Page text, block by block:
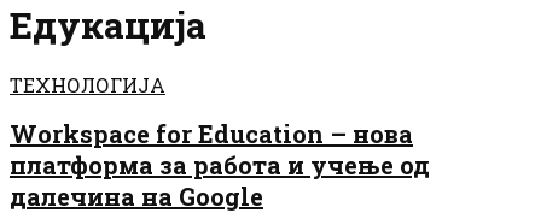
Едукација
ТЕХНОЛОГИЈА
Workspace for Education – нова
платформа за работа и учење од
далечина на Google